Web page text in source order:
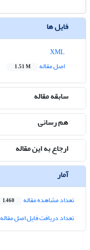
فایل ها
اصل مقاله
1.51 M
سابقه مقاله
هم رسانی
ارجاع به این مقاله
آمار
تعداد مشاهده مقاله 1,460
تعداد دریافت فایل اصل مقاله